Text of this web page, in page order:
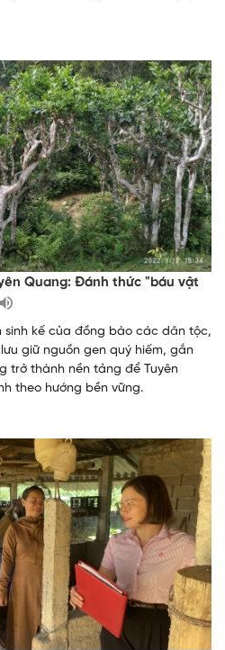
Quang: Đánh thức "báu vật
sinh kế của đồng bào các dân tộc,
giữ nguồn gen quý hiếm, gắn
trở thành nền tảng để Tuyên
theo hướng bền vững.